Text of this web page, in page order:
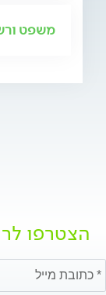
משפט
הצטרפו